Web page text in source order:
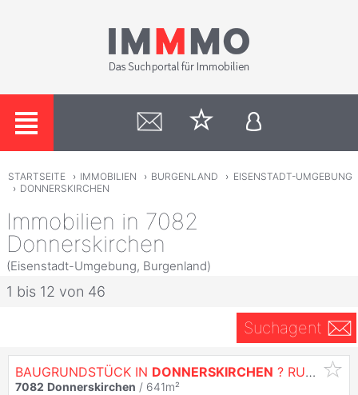
STARTSEITE › IMMOBILIEN › BURGENLAND › EISENSTADT-UMGEBUNG
› DONNERSKIRCHEN
Immobilien in 7082
Donnerskirchen
(Eisenstadt-Umgebung, Burgenland)
1 bis 12 von 46
Suchagent
BAUGRUNDSTÜCK IN DONNERSKIRCHEN ? RUHIGE LAGE MIT VIEL POTENZIAL FÜR IHR TRAUMHAUS
7082 Donnerskirchen / 641m²